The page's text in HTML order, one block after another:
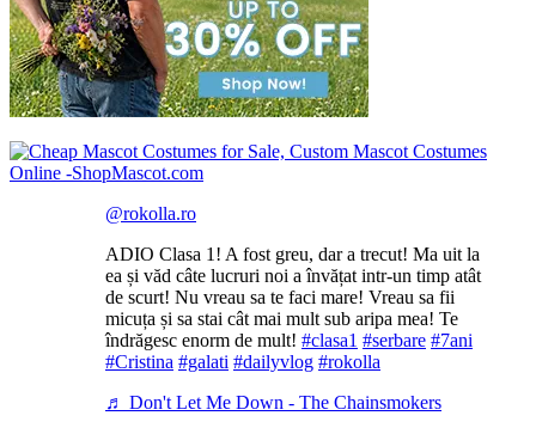
@rokolla.ro
ADIO Clasa 1! A fost greu, dar a trecut! Ma uit la
ea și văd câte lucruri noi a învățat intr-un timp atât
de scurt! Nu vreau sa te faci mare! Vreau sa fii
micuța și sa stai cât mai mult sub aripa mea! Te
îndrăgesc enorm de mult! #clasa1 #serbare #7ani
#Cristina #galati #dailyvlog #rokolla
♬ Don't Let Me Down - The Chainsmokers